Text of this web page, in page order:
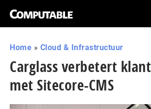
Home » Cloud & Infrastructuur
Carglass verbetert
met Sitecore-CMS